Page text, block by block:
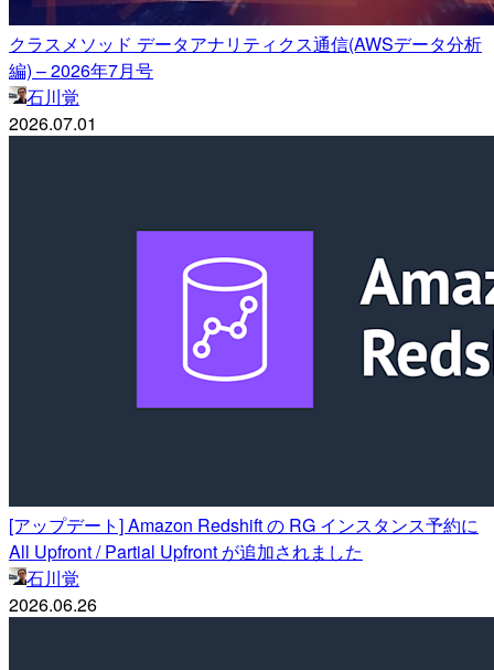
クラスメソッド データアナリティクス通信(AWSデータ分析
編) – 2026年7月号
石川覚
2026.07.01
[アップデート] Amazon Redshift の RG インスタンス予約に
All Upfront / Partial Upfront が追加されました
石川覚
2026.06.26